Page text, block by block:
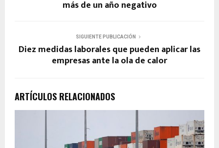
más de un año negativo
SIGUIENTE PUBLICACIÓN
Diez medidas laborales que pueden aplicar las
empresas ante la ola de calor
ARTÍCULOS RELACIONADOS